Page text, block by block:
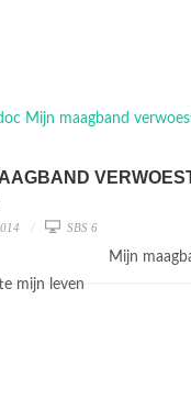
SBS 6
Mijn
mijn leven